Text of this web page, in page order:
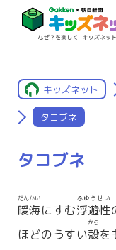
キッズネット
タコブネ
タコブネ
暖海
だんかい
にすむ浮遊性
ふゆうせい
ほどのうすい殻
から
を